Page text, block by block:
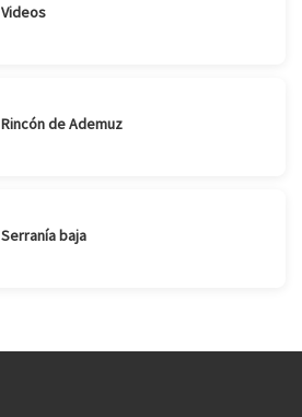
Videos
Rincón de Ademuz
Serranía baja